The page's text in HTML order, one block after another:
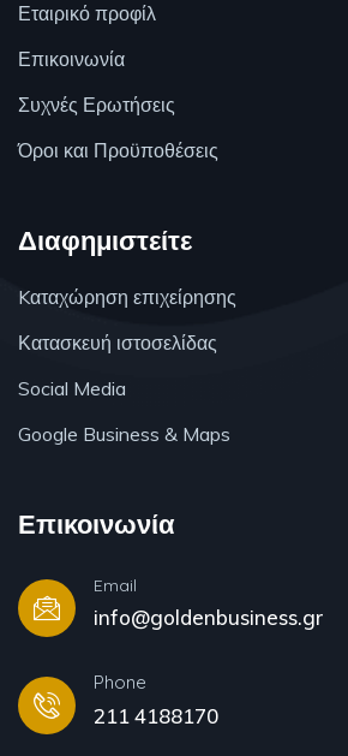
Εταιρικό προφίλ
Επικοινωνία
Συχνές Ερωτήσεις
Όροι και Προϋποθέσεις
Διαφημιστείτε
Kαταχώρηση επιχείρησης
Κατασκευή ιστοσελίδας
Social Media
Google Business & Maps
Επικοινωνία
Email
info@goldenbusiness.gr
Phone
211 4188170